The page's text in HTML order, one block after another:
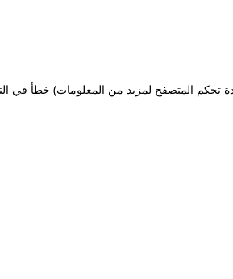
خطأ في تحكم المتصفح لمزيد من المعلومات)